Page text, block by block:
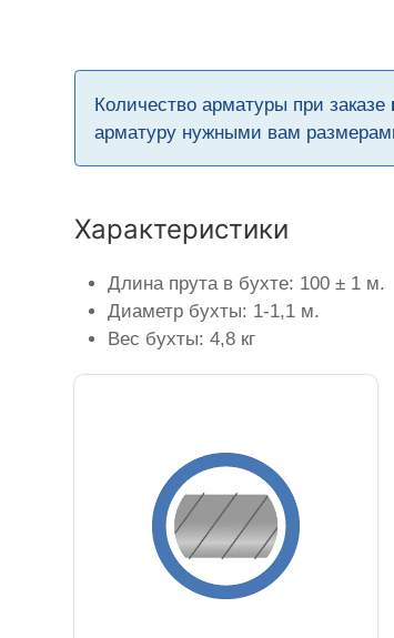
Количество арматуры при заказе
арматуру нужными вам
Характеристики
Длина прута в бухте: 100 ± 1 м.
Диаметр бухты: 1-1,1 м.
Вес бухты: 4,8 кг